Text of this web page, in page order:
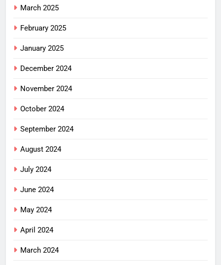
March 2025
February 2025
January 2025
December 2024
November 2024
October 2024
September 2024
August 2024
July 2024
June 2024
May 2024
April 2024
March 2024